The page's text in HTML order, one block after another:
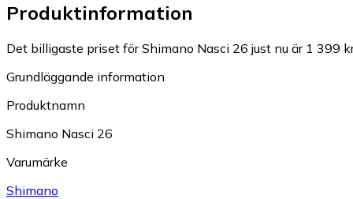
Produktinformation
Det billigaste priset för Shimano Nasci 26 just nu är 1 399
Grundläggande information
Produktnamn
Shimano Nasci 26
Varumärke
Shimano